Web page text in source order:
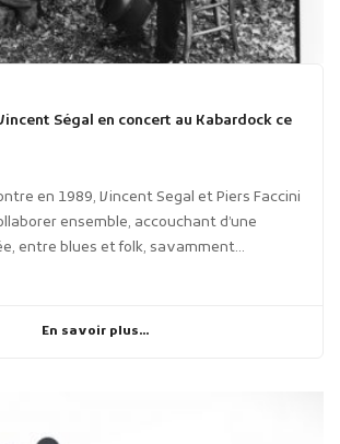
Ségal en concert au Kabardock ce
en 1989, Vincent Segal et Piers Faccini
ensemble, accouchant d’une
entre blues et folk, savamment...
En savoir plus...